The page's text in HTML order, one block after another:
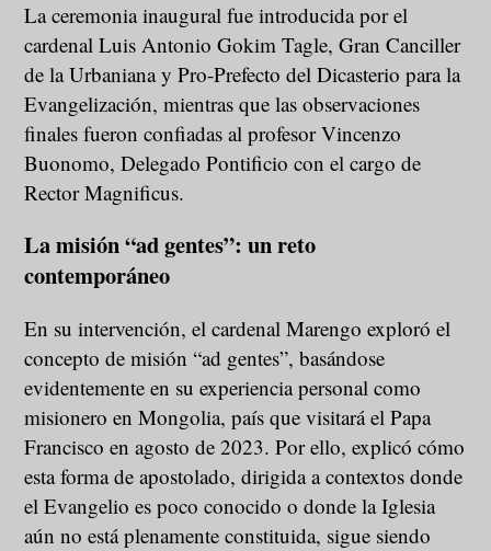
La ceremonia inaugural fue introducida por el
cardenal Luis Antonio Gokim Tagle, Gran Canciller
de la Urbaniana y Pro-Prefecto del Dicasterio para la
Evangelización, mientras que las observaciones
finales fueron confiadas al profesor Vincenzo
Buonomo, Delegado Pontificio con el cargo de
Rector Magnificus.
La misión “ad gentes”: un reto
contemporáneo
En su intervención, el cardenal Marengo exploró el
concepto de misión “ad gentes”, basándose
evidentemente en su experiencia personal como
misionero en Mongolia, país que visitará el Papa
Francisco en agosto de 2023. Por ello, explicó cómo
esta forma de apostolado, dirigida a contextos donde
el Evangelio es poco conocido o donde la Iglesia
aún no está plenamente constituida, sigue siendo